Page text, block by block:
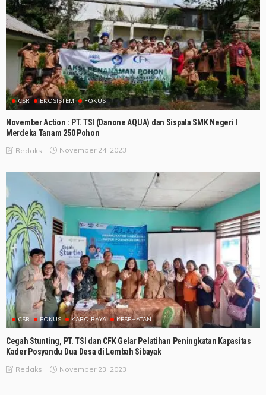
CSR EKOSISTEM FOKUS
November Action : PT. TSI (Danone AQUA) dan Sispala SMK Negeri I
Merdeka Tanam 250 Pohon
Redaksi November 24, 2023
CSR FOKUS KARO RAYA KESEHATAN
Cegah Stunting, PT. TSI dan CFK Gelar Pelatihan Peningkatan Kapasitas
Kader Posyandu Dua Desa di Lembah Sibayak
Redaksi November 23, 2023